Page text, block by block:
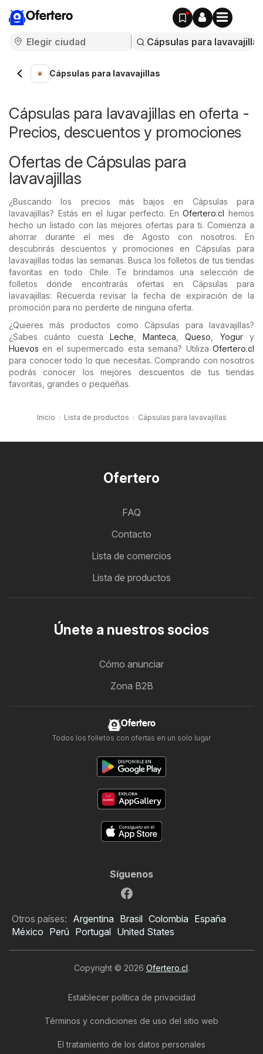
Ofertero
Cápsulas para lavavajillas
Cápsulas para lavavajillas en oferta -
Precios, descuentos y promociones
Ofertas de Cápsulas para
lavavajillas
¿Buscando los precios más bajos en Cápsulas para
lavavajillas? Estás en el lugar perfecto. EnOfertero.cl hemos
hecho un listado con las mejores ofertas para ti. Comienza a
ahorrar durante el mes de Agosto con nosotros. En
descubrirás descuentos y promociones en Cápsulas para
lavavajillas todas las semanas. Busca los folletos de tus tiendas
favoritas en todo Chile. Te brindamos una selección de
folletos donde encontrarás ofertas en Cápsulas para
lavavajillas: Recuerda revisar la fecha de expiración de la
promoción para no perderte de ninguna oferta.
¿Quieres más productos como Cápsulas para lavavajillas?
¿Sabes cuánto cuesta Leche ,Manteca ,Queso Yogury
Huevos en el supermercado esta semana? Utiliza Ofertero.cl
para conocer todo lo que necesitas. Comprando con nosotros
podrás conocer los mejores descuentos de tus tiendas
favoritas, grandes o pequeñas.
Inicio Lista de productos Cápsulas para lavavajillas
Ofertero
FAQ
Contacto
Lista de comercios
Lista de productos
Únete a nuestros socios
Cómo anunciar
Zona B2B
Ofertero
Todos los folletos con ofertas en un solo lugar
Síguenos
Otros países: Argentina Brasil Colombia España
México Perú Portugal United States
Copyright © 2026 Ofertero.cl.
Establecer política de privacidad
Términos y condiciones de uso del sitio web
El tratamiento de los datos personales